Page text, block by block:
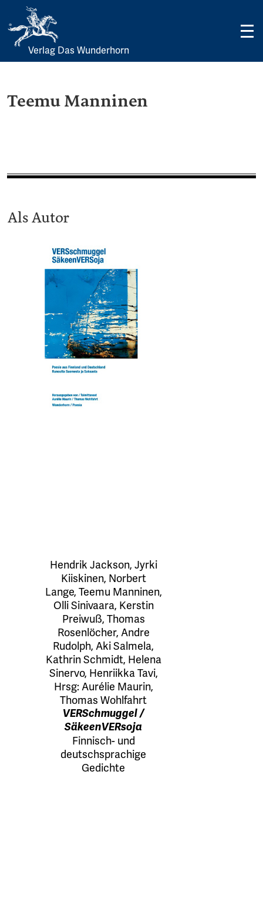
Skip
Verlag Das Wunderhorn
Teemu Manninen
Als Autor
Hendrik Jackson, Jyrki
Kiiskinen, Norbert
Lange, Teemu Manninen,
Olli Sinivaara, Kerstin
Preiwuß, Thomas
Rosenlöcher, Andre
Rudolph, Aki Salmela,
Kathrin Schmidt, Helena
Sinervo, Henriikka Tavi,
Hrsg:Aurélie Maurin,
Thomas Wohlfahrt
VERSchmuggel /
SäkeenVERsoja
Finnisch- und
deutschsprachige
Gedichte